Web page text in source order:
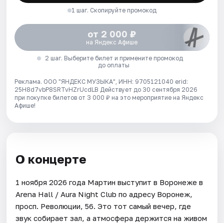
1 шаг. Скопируйте промокод
от 2 000 ₽
на Яндекс Афише
2 шаг. Выберите билет и примените промокод
до оплаты
Реклама. ООО "ЯНДЕКС МУЗЫКА", ИНН: 9705121040 erid:
25H8d7vbP8SRTvHZrUcdLB Действует до 30 сентября 2026
при покупке билетов от 3 000 ₽ на это мероприятие на Яндекс
Афише!
О концерте
1 ноября 2026 года Мартин выступит в Воронеже в
Arena Hall / Aura Night Club по адресу Воронеж,
просп. Революции, 56. Это тот самый вечер, где
звук собирает зал, а атмосфера держится на живом